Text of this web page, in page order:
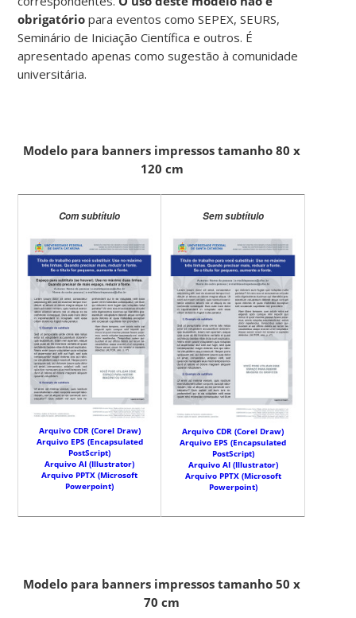
obrigatório para eventos como SEPEX, SEURS,
Seminário de Iniciação Científica e outros. É
apresentado apenas como sugestão à comunidade
universitária.
Modelo para banners impressos tamanho 80 x
120 cm
Com subtítulo
Arquivo CDR (Corel Draw)
Arquivo EPS (Encapsulated
PostScript)
Arquivo AI (Illustrator)
Arquivo PPTX (Microsoft
Powerpoint)
Sem subtítulo
Arquivo CDR (Corel Draw)
Arquivo EPS (Encapsulated
PostScript)
Arquivo AI (Illustrator)
Arquivo PPTX (Microsoft
Powerpoint)
Modelo para banners impressos tamanho 50 x
70 cm